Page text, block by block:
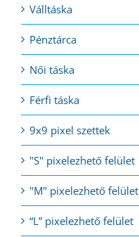
Válltáska
Pénztárca
Női táska
Férfi táska
9x9 pixel szettek
"S" pixelezhető felület
"M" pixelezhető felület
“L” pixelezhető felület